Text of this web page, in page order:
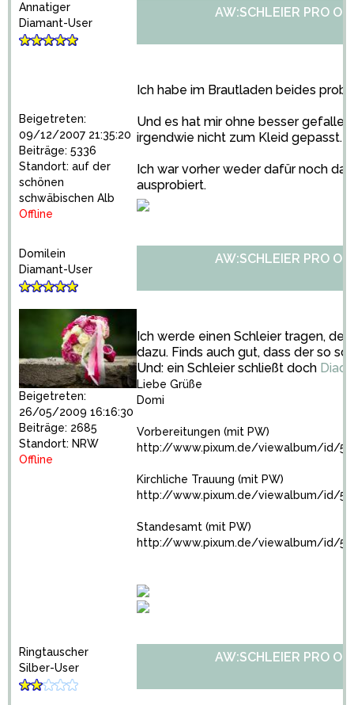
Annatiger
Diamant-User
Beigetreten:
09/12/2007 21:35:20
Beiträge: 5336
Standort: auf der
schönen
schwäbischen Alb
Offline
AW:SCHLEIER PRO
Ich habe im Brautladen beides
Und es hat mir ohne besser
irgendwie nicht zum Kleid gepasst.
Ich war vorher weder dafür noch
ausprobiert.
Domilein
Diamant-User
Beigetreten:
26/05/2009 16:16:30
Beiträge: 2685
Standort: NRW
Offline
AW:SCHLEIER PRO
Ich werde einen Schleier tragen,
dazu. Finds auch gut, dass der so
Und: ein Schleier schließt doch
Liebe Grüße
Domi
Vorbereitungen (mit PW)
http://www.pixum.de/viewalbum/id/
Kirchliche Trauung (mit PW)
http://www.pixum.de/viewalbum/id/
Standesamt (mit PW)
http://www.pixum.de/viewalbum/id/
Ringtauscher
Silber-User
AW:SCHLEIER PRO